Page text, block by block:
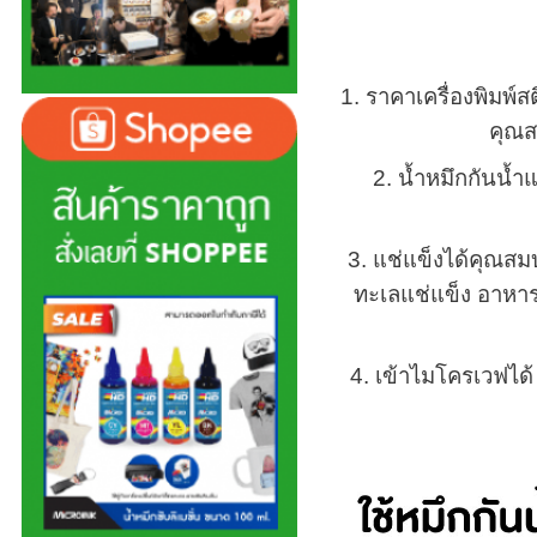
1. ราคาเครื่องพิมพ์
คุณส
2. น้ำหมึกกันน้ำ
3. แช่แข็งได้คุณสม
ทะเลแช่แข็ง อาหา
4. เข้าไมโครเวฟ